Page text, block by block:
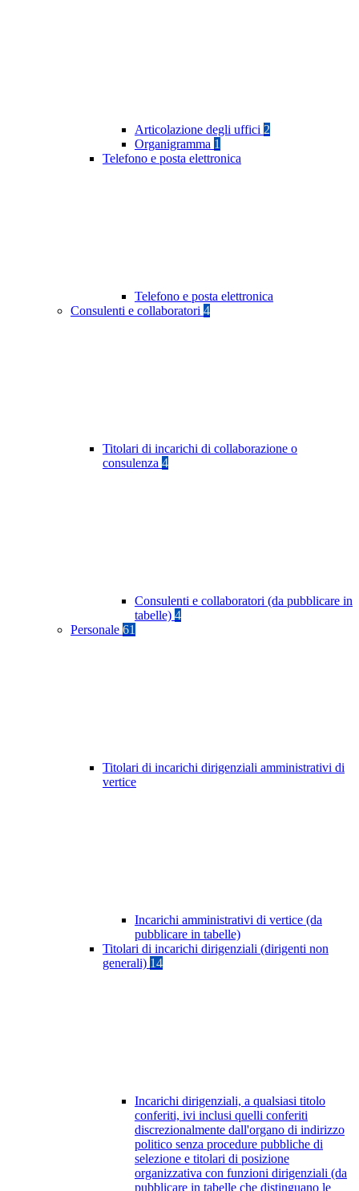
Articolazione degli uffici 2
Organigramma 1
Telefono e posta elettronica
Telefono e posta elettronica
Consulenti e collaboratori 4
Titolari di incarichi di collaborazione o
consulenza 4
Consulenti e collaboratori (da pubblicare in
tabelle) 4
Personale 61
Titolari di incarichi dirigenziali amministrativi di
vertice
Incarichi amministrativi di vertice (da
pubblicare in tabelle)
Titolari di incarichi dirigenziali (dirigenti non
generali) 14
Incarichi dirigenziali, a qualsiasi titolo
conferiti, ivi inclusi quelli conferiti
discrezionalmente dall'organo di indirizzo
politico senza procedure pubbliche di
selezione e titolari di posizione
organizzativa con funzioni dirigenziali (da
pubblicare in tabelle che distinguano le